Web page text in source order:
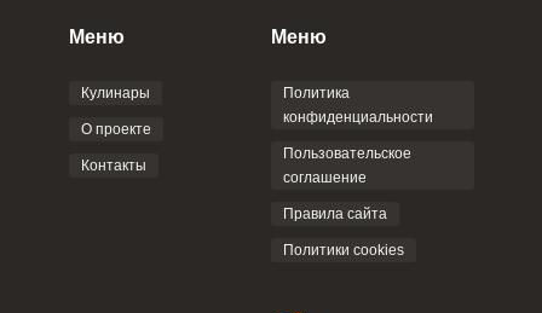
Пользовательским
соглашением
Меню
Кулинары
О проекте
Контакты
Меню
Политика
конфиденциальности
Пользовательское
соглашение
Правила сайта
Политики cookies